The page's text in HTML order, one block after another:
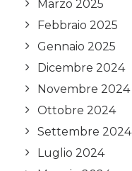
Marzo 2025
Febbraio 2025
Gennaio 2025
Dicembre 2024
Novembre 2024
Ottobre 2024
Settembre 2024
Luglio 2024